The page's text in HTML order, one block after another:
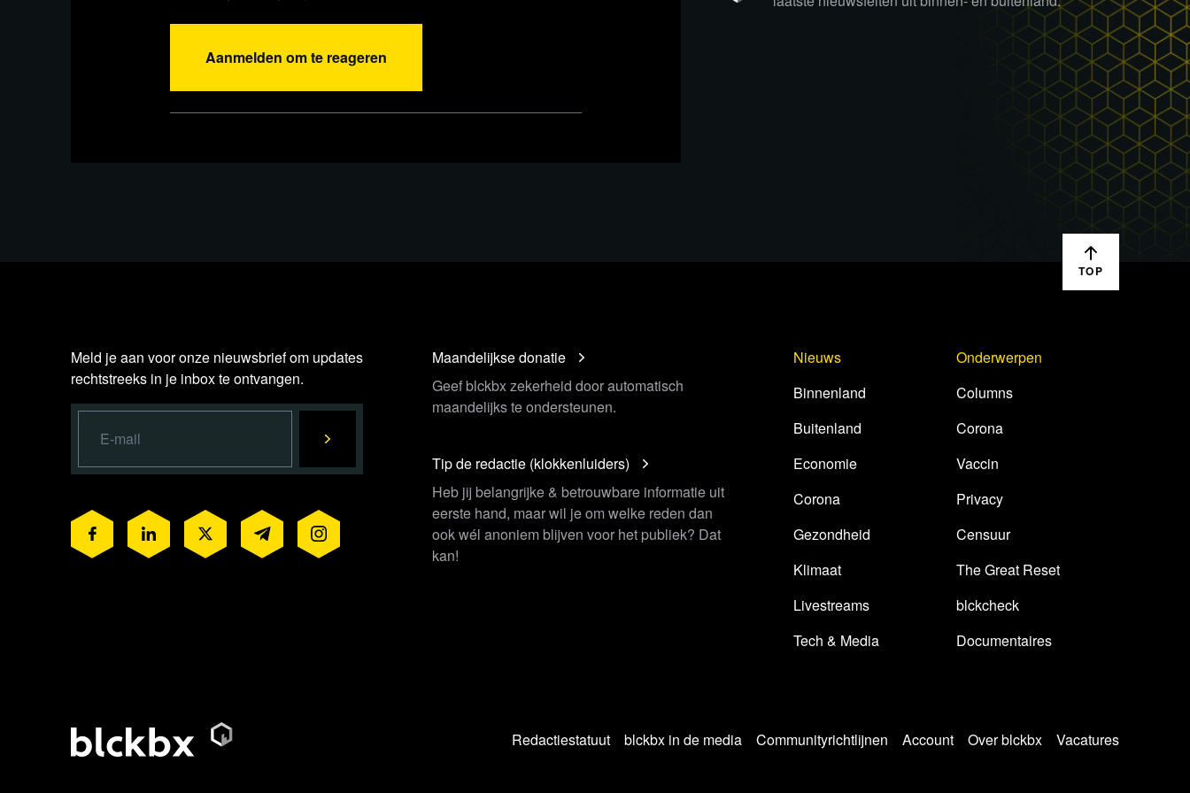
van liefde, ervaringen en inzichten waarmee we elkaar in het hart raken. Zo
blijven we weg van de valkuilen van de geest.
Een gesprek dat klinkt als een mooie kerstavondmis.
Luister nu
Plaats een reactie
Aanmelden om te reageren
TOP
Meld je aan voor onze nieuwsbrief om updates
rechtstreeks in je inbox te ontvangen.
Maandelijkse donatie
Geef blckbx zekerheid door automatisch
maandelijks te ondersteunen.
Tip de redactie (klokkenluiders)
Heb jij belangrijke & betrouwbare informatie uit
eerste hand, maar wil je om welke reden dan
ook wél anoniem blijven voor het publiek? Dat
kan!
Nieuws
Binnenland
Buitenland
Economie
Corona
Gezondheid
Klimaat
Livestreams
Tech & Media
Onderwerpen
Columns
Corona
Vaccin
Privacy
Censuur
The Great Reset
blckcheck
Documentaires
Redactiestatuut blckbx in de media Communityrichtlijnen Account Over blckbx Vacatures